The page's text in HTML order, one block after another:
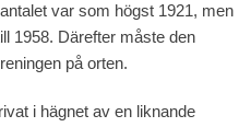
var som högst 1921, men
1958. Därefter måste den
på orten.
i hägnet av en liknande